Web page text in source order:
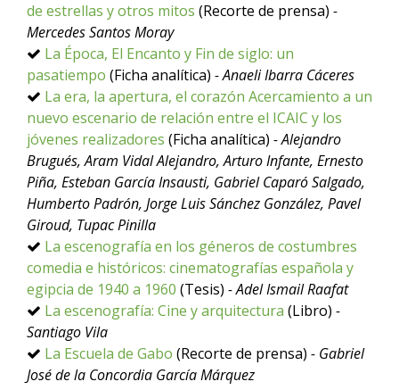
de estrellas y otros mitos (Recorte de prensa) -
Mercedes Santos Moray
La Época, El Encanto y Fin de siglo: un
pasatiempo (Ficha analítica) - Anaeli Ibarra Cáceres
La era, la apertura, el corazón Acercamiento a un
nuevo escenario de relación entre el ICAIC y los
jóvenes realizadores (Ficha analítica) - Alejandro
Brugués, Aram Vidal Alejandro, Arturo Infante, Ernesto
Piña, Esteban García Insausti, Gabriel Caparó Salgado,
Humberto Padrón, Jorge Luis Sánchez González, Pavel
Giroud, Tupac Pinilla
La escenografía en los géneros de costumbres
comedia e históricos: cinematografías española y
egipcia de 1940 a 1960 (Tesis) - Adel Ismail Raafat
La escenografía: Cine y arquitectura (Libro) -
Santiago Vila
La Escuela de Gabo (Recorte de prensa) - Gabriel
José de la Concordia García Márquez